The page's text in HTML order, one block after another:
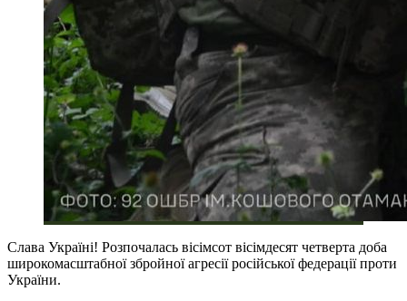
Слава Україні! Розпочалась вісімсот вісімдесят четверта доба
широкомасштабної збройної агресії російської федерації проти
України.